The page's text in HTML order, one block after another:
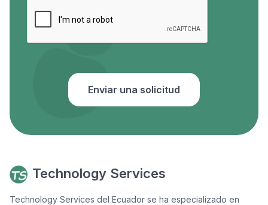
Enviar una solicitud
Technology Services
Technology Services del Ecuador se ha especializado en